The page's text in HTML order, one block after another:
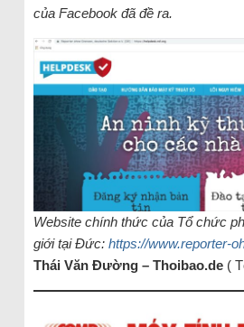
của Facebook đã đề ra.
Website chính thức của Tổ chức
giới tại Đức: https://www.reporter-
Thái Văn Đường – Thoibao.de(